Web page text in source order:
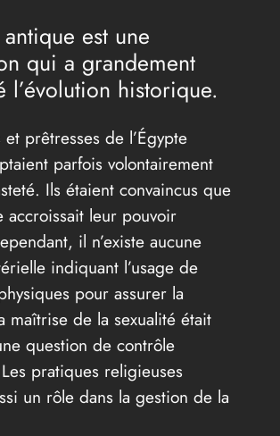
antique est une
qui a grandement
l’évolution historique.
prêtresses de l’Égypte
parfois volontairement
Ils étaient convaincus que
accroissait leur pouvoir
il n’existe aucune
indiquant l’usage de
pour assurer la
maîtrise de la sexualité était
question de contrôle
pratiques religieuses
un rôle dans la gestion de la